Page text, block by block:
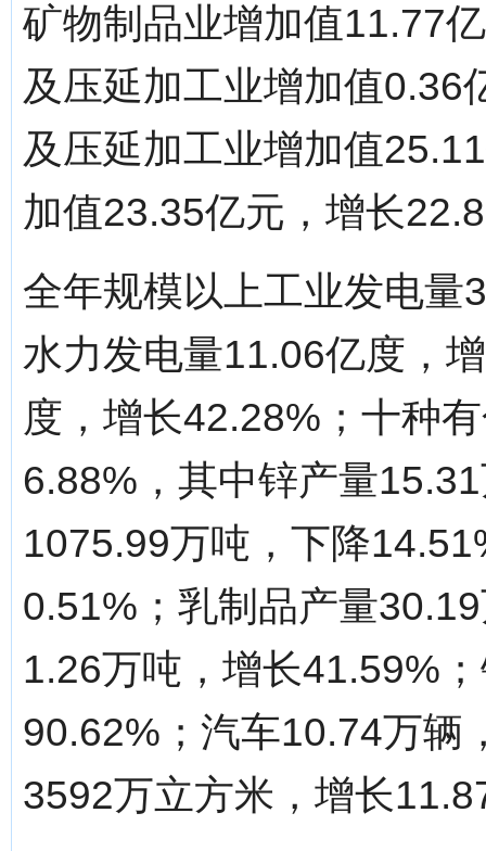
矿物制品业增加值11.77
及压延加工业增加值0.36
及压延加工业增加值
加值23.35亿元，增长
全年规模以上工业发电量
水力发电量11.06亿度，
度，增长42.28%；十种
6.88%，其中锌产量
1075.99万吨，下降
0.51%；乳制品产量
1.26万吨，增长41.59%
90.62%；汽车10.74万辆
3592万立方米，增长